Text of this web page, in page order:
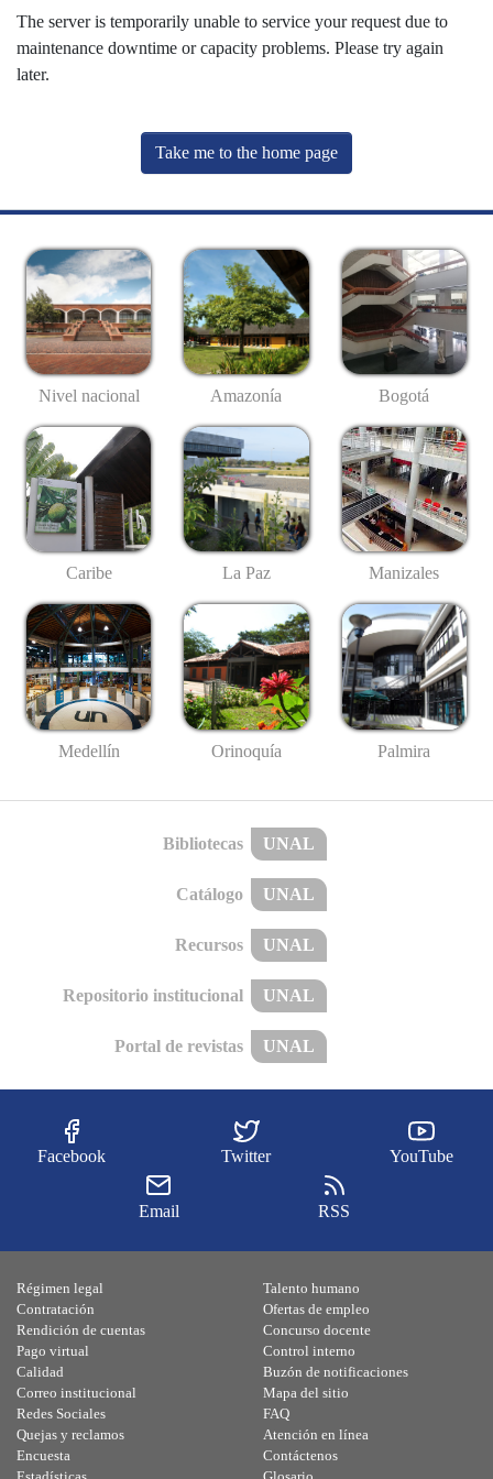
The server is temporarily unable to service your request due to
maintenance downtime or capacity problems. Please try again
later.
Take me to the home page
Nivel nacional Amazonía Bogotá
Caribe La Paz Manizales
Medellín Orinoquía Palmira
Bibliotecas UNAL
Catálogo UNAL
Recursos UNAL
Repositorio institucional UNAL
Portal de revistas UNAL
Facebook Twitter YouTube
Email RSS
Régimen legal
Contratación
Rendición de cuentas
Pago virtual
Calidad
Talento humano
Ofertas de empleo
Concurso docente
Control interno
Buzón de notificaciones
Correo institucional
Redes Sociales
Quejas y reclamos
Encuesta
Mapa del sitio
FAQ
Atención en línea
Contáctenos